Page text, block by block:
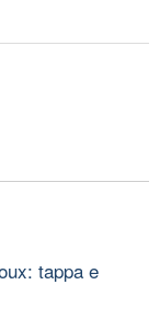
tappa e